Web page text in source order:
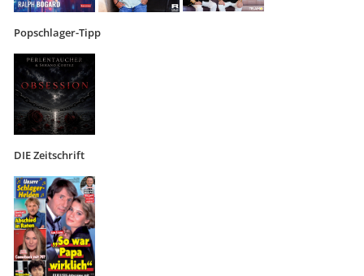
Popschlager-Tipp
DIE Zeitschrift